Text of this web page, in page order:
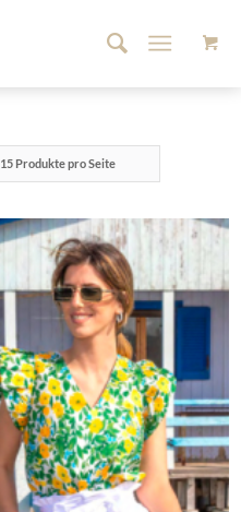
15 Produkte pro Seite